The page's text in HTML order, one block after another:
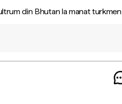
din Bhutan la manat turkmen